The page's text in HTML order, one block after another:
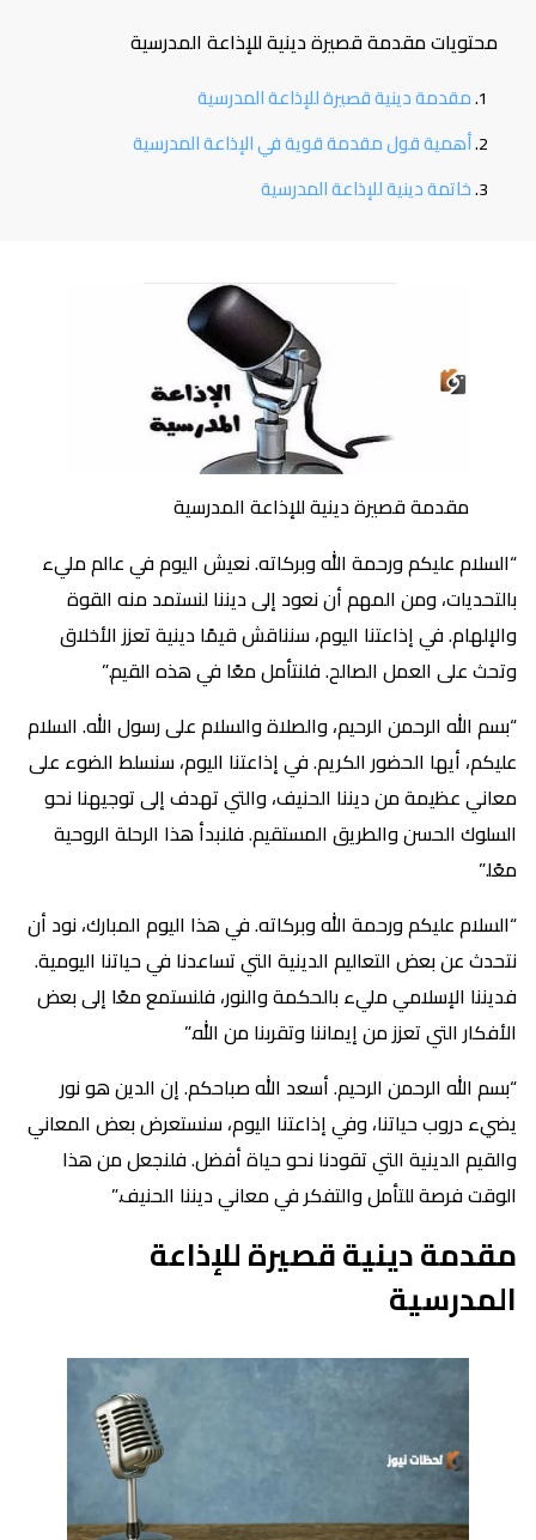
محتويات مقدمة قصيرة دينية للإذاعة المدرسية
مقدمة دينية قصيرة للإذاعة المدرسية
أهمية قول مقدمة قوية في الإذاعة المدرسية
خاتمة دينية للإذاعة المدرسية
مقدمة قصيرة دينية للإذاعة المدرسية
“السلام عليكم ورحمة الله وبركاته. نعيش اليوم في عالم مليء
بالتحديات، ومن المهم أن نعود إلى ديننا لنستمد منه القوة
والإلهام. في إذاعتنا اليوم، سنناقش قيمًا دينية تعزز الأخلاق
وتحث على العمل الصالح. فلنتأمل معًا في هذه القيم.”
“بسم الله الرحمن الرحيم، والصلاة والسلام على رسول الله. السلام
عليكم، أيها الحضور الكريم. في إذاعتنا اليوم، سنسلط الضوء على
معاني عظيمة من ديننا الحنيف، والتي تهدف إلى توجيهنا نحو
السلوك الحسن والطريق المستقيم. فلنبدأ هذا الرحلة الروحية
معًا.”
“السلام عليكم ورحمة الله وبركاته. في هذا اليوم المبارك، نود أن
نتحدث عن بعض التعاليم الدينية التي تساعدنا في حياتنا اليومية.
فديننا الإسلامي مليء بالحكمة والنور، فلنستمع معًا إلى بعض
الأفكار التي تعزز من إيماننا وتقربنا من الله.”
“بسم الله الرحمن الرحيم. أسعد الله صباحكم. إن الدين هو نور
يضيء دروب حياتنا، وفي إذاعتنا اليوم، سنستعرض بعض المعاني
والقيم الدينية التي تقودنا نحو حياة أفضل. فلنجعل من هذا
الوقت فرصة للتأمل والتفكر في معاني ديننا الحنيف.”
مقدمة دينية قصيرة للإذاعة
المدرسية